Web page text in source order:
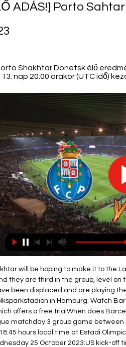
ADÁS!] Porto
Shakhtar Donetsk élő
nap 20:00 órakor (UTC idő)
will be hoping to make it to the
they are third in the group, level on
been displaced and are playing
in Hamburg. Watch
offers a free trialWhen does
matchday 3 group game between
hours local time at Estadi
25 October 2023:US kick-off